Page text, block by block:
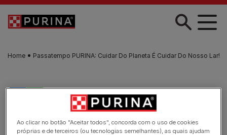
Skip to main content
Home Passatempo PURINA: Cuidar Do Planeta É Cuidar Do Nosso Lar!
Ao clicar no botão "Aceitar todos", concorda com o uso de cookies
próprias e de terceiros (ou tecnologias semelhantes), as quais ajudam